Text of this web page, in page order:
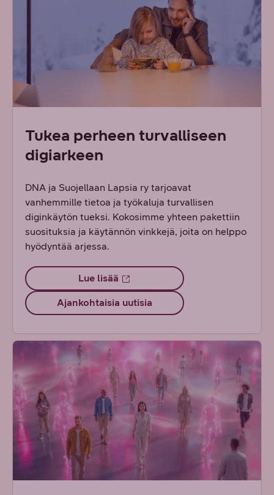
Tukea perheen turvalliseen
digiarkeen
DNA ja Suojellaan Lapsia ry tarjoavat
vanhemmille tietoa ja työkaluja turvallisen
diginkäytön tueksi. Kokosimme yhteen pakettiin
suosituksia ja käytännön vinkkejä, joita on helppo
hyödyntää arjessa.
Lue lisää
Ajankohtaisia uutisia